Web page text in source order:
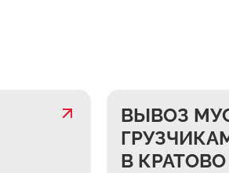
ВЫВОЗ
В КРАТОВО